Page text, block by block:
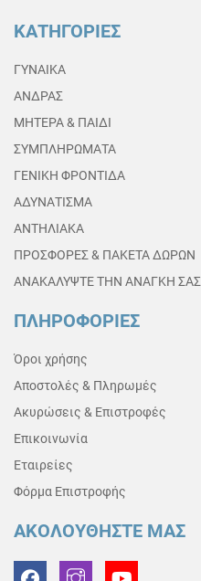
ΚΑΤΗΓΟΡΙΕΣ
ΓΥΝΑΙΚΑ
ΑΝΔΡΑΣ
ΜΗΤΕΡΑ & ΠΑΙΔΙ
ΣΥΜΠΛΗΡΩΜΑΤΑ
ΓΕΝΙΚΗ ΦΡΟΝΤΙΔΑ
ΑΔΥΝΑΤΙΣΜΑ
ΑΝΤΗΛΙΑΚΑ
ΠΡΟΣΦΟΡΕΣ & ΠΑΚΕΤΑ ΔΩΡΩΝ
ΑΝΑΚΑΛΥΨΤΕ ΤΗΝ ΑΝΑΓΚΗ ΣΑΣ
ΠΛΗΡΟΦΟΡΙΕΣ
Όροι χρήσης
Αποστολές & Πληρωμές
Ακυρώσεις & Επιστροφές
Επικοινωνία
Εταιρείες
Φόρμα Επιστροφής
ΑΚΟΛΟΥΘΗΣΤΕ ΜΑΣ